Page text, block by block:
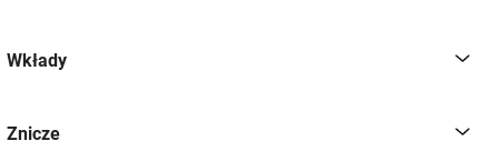
Wkłady
Znicze